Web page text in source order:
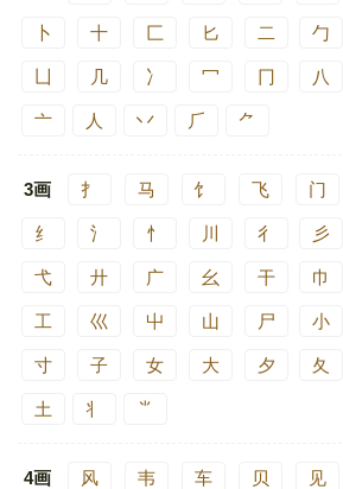
卜 十 匚 匕 二 勹
几 冫 冖 冂 八
亠 人 丷 ⺁ ⺈
3画 扌 马 饣 飞 门
纟 氵 忄 川 彳 彡
弋 廾 广 幺 干 巾
工 巛 屮 山 尸 小
寸 子 女 大 夕 夂
土 丬 ⺌
4画 风 韦 车 贝 见